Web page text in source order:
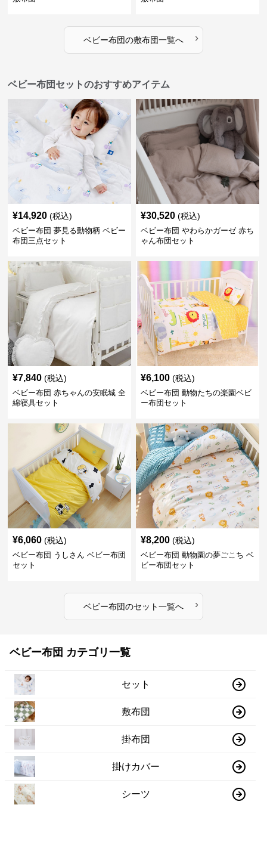
ベビー布団の敷布団一覧へ ›
ベビー布団セットのおすすめアイテム
¥14,920 (税込)
ベビー布団 夢見る動物柄 ベビー
布団三点セット
¥30,520 (税込)
ベビー布団 やわらかガーゼ 赤ち
ゃん布団セット
¥7,840 (税込)
ベビー布団 赤ちゃんの安眠城 全
綿寝具セット
¥6,100 (税込)
ベビー布団 動物たちの楽園ベビ
ー布団セット
¥6,060 (税込)
ベビー布団 うしさん ベビー布団
セット
¥8,200 (税込)
ベビー布団 動物園の夢ごこち ベ
ビー布団セット
ベビー布団のセット一覧へ ›
ベビー布団 カテゴリ一覧
セット
敷布団
掛布団
掛けカバー
シーツ